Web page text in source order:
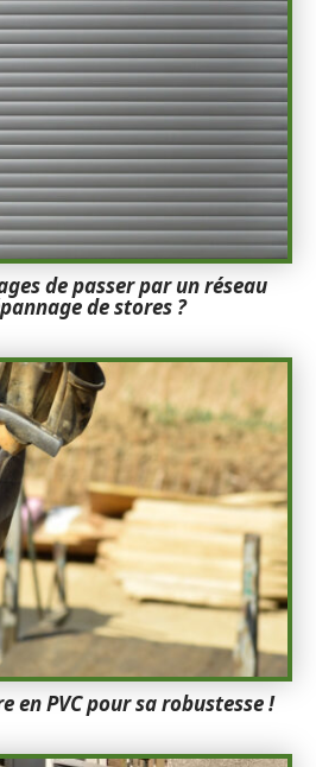
de passer par un réseau
de stores ?
en PVC pour sa robustesse !